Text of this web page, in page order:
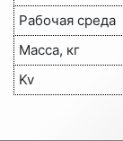
Рабочая среда
Масса, кг
Kv